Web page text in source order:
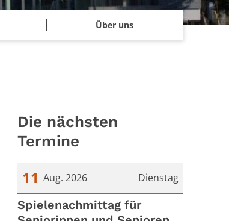
Über uns
Die nächsten
Termine
Dienstag
11 Aug. 2026
Datum: 11. August 2026
Spielenachmittag für